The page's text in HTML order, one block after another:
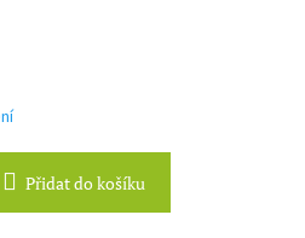
Přidat do košíku